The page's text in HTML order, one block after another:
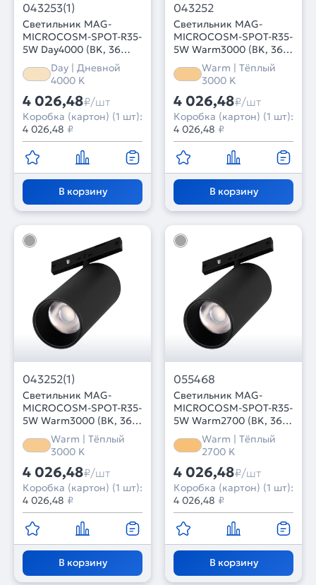
043253(1)
Светильник MAG-
MICROCOSM-SPOT-R35-
5W Day4000 (BK, 36
deg, 24V) (Arlight, IP20
Металл, 3 года)
Day | Дневной
4000 K
4 026,48₽/шт
Коробка (картон) (1 шт):
4 026,48 ₽
В корзину
043252
Светильник MAG-
MICROCOSM-SPOT-R35-
5W Warm3000 (BK, 36
deg, 24V) (Arlight, IP20
Металл, 3 года)
Warm | Тёплый
3000 K
4 026,48₽/шт
Коробка (картон) (1 шт):
4 026,48 ₽
В корзину
043252(1)
Светильник MAG-
MICROCOSM-SPOT-R35-
5W Warm3000 (BK, 36
deg, 24V) (Arlight, IP20
Металл, 3 года)
Warm | Тёплый
3000 K
4 026,48₽/шт
Коробка (картон) (1 шт):
4 026,48 ₽
В корзину
055468
Светильник MAG-
MICROCOSM-SPOT-R35-
5W Warm2700 (BK, 36
deg, 24V) (Arlight, IP20
Металл, 3 года)
Warm | Тёплый
2700 K
4 026,48₽/шт
Коробка (картон) (1 шт):
4 026,48 ₽
В корзину